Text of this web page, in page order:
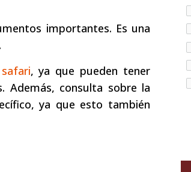
importantes. Es una
, ya que pueden tener
Además, consulta sobre la
ya que esto también